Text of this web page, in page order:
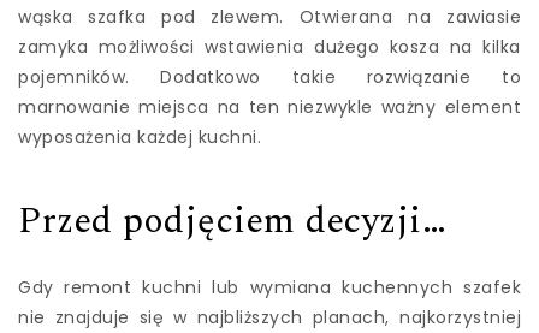
wąska szafka pod zlewem. Otwierana na zawiasie
zamyka możliwości wstawienia dużego kosza na kilka
pojemników. Dodatkowo takie rozwiązanie to
marnowanie miejsca na ten niezwykle ważny element
wyposażenia każdej kuchni.
Przed podjęciem decyzji…
Gdy remont kuchni lub wymiana kuchennych szafek
nie znajduje się w najbliższych planach, najkorzystniej